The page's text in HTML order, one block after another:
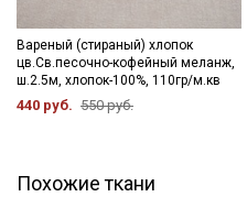
Вареный (стираный) хлопок
цв.Св.песочно-кофейный меланж,
ш.2.5м, хлопок-100%, 110гр/м.кв
440 руб. 550 руб.
Похожие ткани